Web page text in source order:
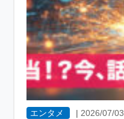
エンタメ |2026/07/03